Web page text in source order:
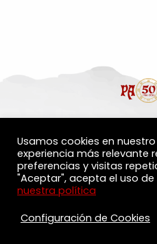
©️ 2020 - 2026 Pa-Kua
Nicolás Moyano &
Developed by
Usamos cookies en
experiencia más relevante
preferencias y visitas
"Aceptar", acepta el uso de
nuestra política
Configuración de Cookies